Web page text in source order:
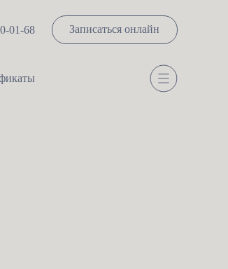
01-68 Записаться онлайн